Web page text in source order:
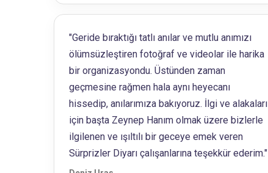
"Geride bıraktığı tatlı anılar ve mutlu anımızı
ölümsüzleştiren fotoğraf ve videolar ile harika
bir organizasyondu. Üstünden zaman
geçmesine rağmen hala aynı heyecanı
hissedip, anılarımıza bakıyoruz. İlgi ve alakaları
için başta Zeynep Hanım olmak üzere bizlerle
ilgilenen ve ışıltılı bir geceye emek veren
Sürprizler Diyarı çalışanlarına teşekkür ederim."